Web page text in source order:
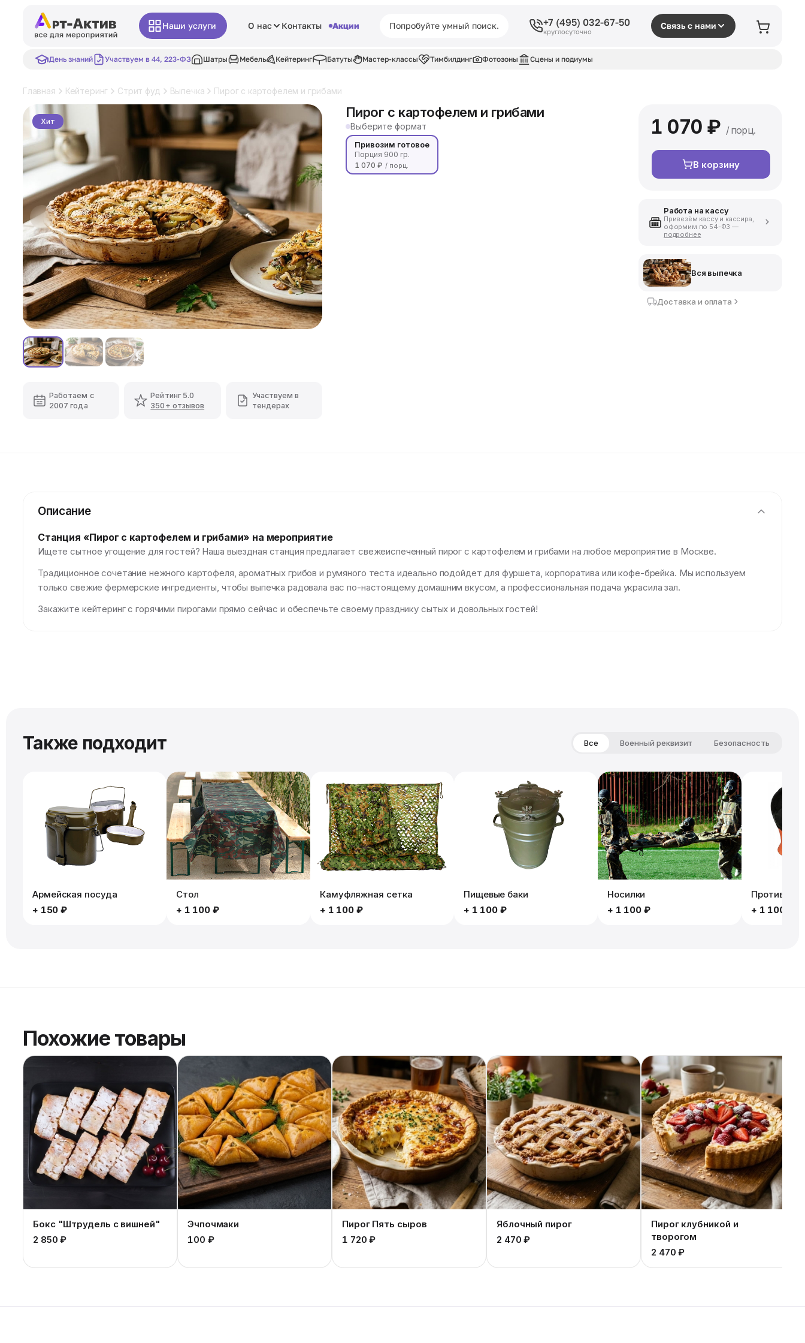
Наши услуги О нас Контакты Акции +7 (495) 032-67-50
круглосуточно
Связь с нами
День знаний Участвуем в 44, 223-ФЗ Шатры Мебель Кейтеринг Батуты Мастер-классы Тимбилдинг Фотозоны Сцены и подиумы
Главная Кейтеринг Стрит фуд Выпечка Пирог с картофелем и грибами
Хит
Работаем с
2007 года
Рейтинг 5.0
350+ отзывов
Участвуем в
тендерах
Пирог с картофелем и грибами
Выберите формат
Привозим готовое
Порция 900 гр.
1 070 ₽ / порц.
1 070 ₽ / порц.
В корзину
Работа на кассу
Привезём кассу и кассира,
оформим по 54-ФЗ —
подробнее
Вся выпечка
Доставка и оплата
Описание
Станция «Пирог с картофелем и грибами» на мероприятие
Ищете сытное угощение для гостей? Наша выездная станция предлагает свежеиспеченный пирог с картофелем и грибами на любое мероприятие в Москве.
Традиционное сочетание нежного картофеля, ароматных грибов и румяного теста идеально подойдет для фуршета, корпоратива или кофе-брейка. Мы используем
только свежие фермерские ингредиенты, чтобы выпечка радовала вас по-настоящему домашним вкусом, а профессиональная подача украсила зал.
Закажите кейтеринг с горячими пирогами прямо сейчас и обеспечьте своему празднику сытых и довольных гостей!
Также подходит Все Военный реквизит Безопасность
Армейская посуда
+ 150 ₽
Стол
+ 1 100 ₽
Камуфляжная сетка
+ 1 100 ₽
Пищевые баки
+ 1 100 ₽
Носилки
+ 1 100 ₽
+ 1 100 ₽
Похожие товары
Бокс "Штрудель с вишней"
2 850 ₽
Эчпочмаки
100 ₽
Пирог Пять сыров
1 720 ₽
Яблочный пирог
2 470 ₽
Пирог клубникой и
творогом
2 470 ₽